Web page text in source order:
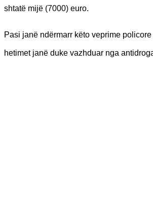
shtatë mijë (7000) euro.
Pasi janë ndërmarr këto veprime
hetimet janë duke vazhduar nga